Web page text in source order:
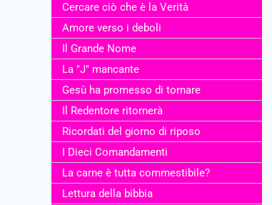
Cercare ciò che è la Verità
Amore verso i deboli
Il Grande Nome
La "J" mancante
Gesù ha promesso di tornare
Il Redentore ritornerà
Ricordati del giorno di riposo
I Dieci Comandamenti
La carne è tutta commestibile?
Lettura della bibbia